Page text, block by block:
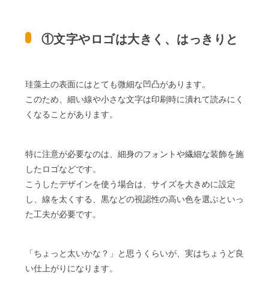
①文字やロゴは大きく、はっきりと
珪藻土の表面にはとても微細な凹凸があります。
このため、細い線や小さな文字は印刷時に潰れて読みにく
くなることがあります。
特に注意が必要なのは、細身のフォントや繊細な装飾を施
したロゴなどです。
こうしたデザインを使う場合は、サイズを大きめに設定
し、線を太くする、黒などの視認性の高い色を選ぶといっ
た工夫が必要です。
「ちょっと太いかな？」と思うくらいが、実はちょうど良
い仕上がりになります。